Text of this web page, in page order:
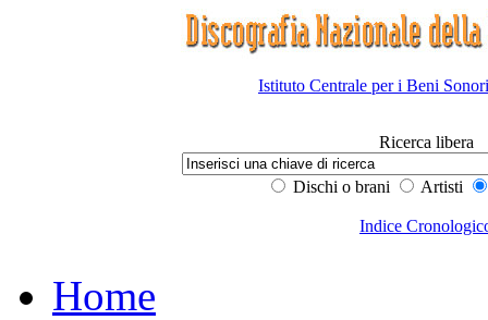
Istituto Centrale per i Beni
Ricerca libera
Dischi o brani Artisti
Indice
Home